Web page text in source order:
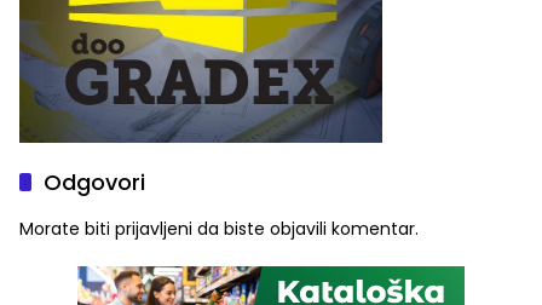
Odgovori
Morate biti prijavljeni da biste objavili komentar.